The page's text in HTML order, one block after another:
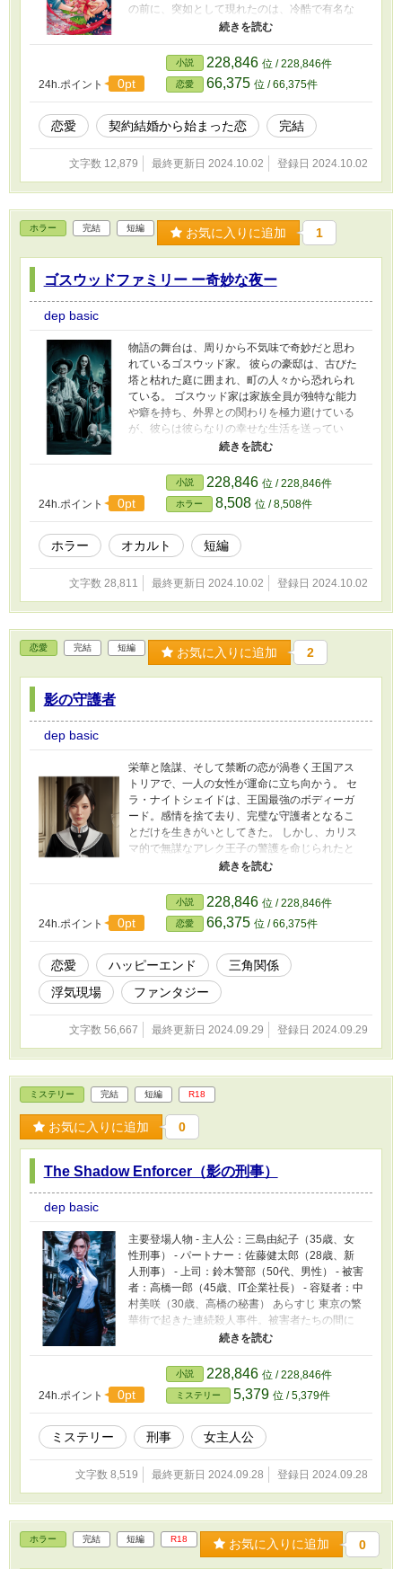
の前に、突如として現れたのは、冷酷で有名な
大企業「帝国グループ」の若き CEO、鷹見翔太
をする。それは、彼との「契約結婚」。条件は
「完全な服従」。美咲は家族を救うため、屈辱
的な契約にサインをする。こうして、二人の歪
んだ関係が幕を開ける。 表向きは理想の夫婦を
演じる二人。しかし、その裏には支配と隷属と
いう危うい関係が潜んでいた。冷淡な態度とは
裏腹に、時に垣間見せる優しさに戸惑う美咲。
一方の翔太も、美咲の純粋さと強さに、少しず
つ心を動かされていく。 社交界でのしとやかな
過激さを増していく。翔太の命令で様々な衣装
を着せられる美咲。嫌悪感と快感が入り混じる
日、美咲は翔太の悲惨な幼少期と、愛されなか
った過去を知る。彼の行動の理由を理解し始め
く。一方、美咲の元彼との偶然の再会に激しく
嫉妬する翔太。感情の高ぶりは、二人の関係を
さらに複雑なものへと変えていく。 契約に耐え
られなくなった美咲は家出を試みるが、借金取
りに追われる彼女を翔太が救出する。互いの気
持ちを告白するものの、歪んだ関係性から抜け
出せない二人。愛と支配の狭間で、新たな関係
を模索し始める。 そんな中、美咲の父親が突如
として姿を消す。問題解決のため、二人で父の
行方を追う過程で、互いへの理解を深めてい
く。全てを受け入れ合った二人は、ついに契約
書を破棄し、純粋な愛を誓い合う。しかし、そ
の愛はなお、普通の関係とは異なる独特の形を
持っていた。 「歪んだ契約の果てに」は、現代
社会の闇と人間の欲望、そして真実の愛を鋭く
描き出す。読者は、美咲と翔太の複雑な心理と
関係性の変化に引き込まれ、予測不可能な展開
えるのか？ 支配と服従、そして純粋な愛が交錯
する、衝撃の純愛ストーリーがいま、幕を開け
24h.ポイント 0pt
小説 228,846 位 / 228,846件
恋愛 66,375 位 / 66,375件
恋愛 契約結婚から始まった恋 完結
文字数 12,879 最終更新日 2024.10.02 登録日 2024.10.02
ホラー 完結 短編 お気に入りに追加 1
ゴスウッドファミリー ー奇妙な夜ー
dep basic
物語の舞台は、周りから不気味で奇妙だと思わ
れているゴスウッド家。 彼らの豪邸は、古びた
塔と枯れた庭に囲まれ、町の人々から恐れられ
ている。 ゴスウッド家は家族全員が独特な能力
や癖を持ち、外界との関わりを極力避けている
が、彼らは彼らなりの幸せな生活を送ってい
る。 ある晩、ゴスウッド家に謎の訪問者が現れ
たが、彼にはある秘密があった。 この訪問者の
登場により、ゴスウッド家の生活が少しずつ変
わり始める。 家族の中で何が起こるのか？奇妙
な家族と訪問者の間にどんな物語が展開される
のか？
24h.ポイント 0pt
小説 228,846 位 / 228,846件
ホラー 8,508 位 / 8,508件
ホラー オカルト 短編
文字数 28,811 最終更新日 2024.10.02 登録日 2024.10.02
恋愛 完結 短編 お気に入りに追加 2
影の守護者
dep basic
栄華と陰謀、そして禁断の恋が渦巻く王国アス
トリアで、一人の女性が運命に立ち向かう。 セ
ラ・ナイトシェイドは、王国最強のボディーガ
ード。感情を捨て去り、完璧な守護者となるこ
とだけを生きがいとしてきた。 しかし、カリス
マ的で無謀なアレク王子の警護を命じられたと
き、彼女の人生は思わぬ方向へと転がり始め
二分する戦い—。 迫り来る危機の中、セラは自
らの過去と向き合いながら、守るべきものの本
当の意味を問われる。 そして、アレク王子の美
しき婚約者リリアナの登場により、三人の運命
は複雑に絡み合っていく。 秘められた想い、裏
切り、そして許されざる愛—。 宮廷の華やかな
仮面の下で、欲望と策略が渦巻く。 傷ついた心
王国の未来を切り開いていく。 しかし、セラの
心の奥底に眠る秘密が、すべてを覆す鍵となる
かもしれない—。 壮大な王宮ファンタジーと繊
細な心理描写が織りなす、 驚きと感動の超大
作。 あなたの心に刻まれる、究極の禁断のラブ
ストーリー。
24h.ポイント 0pt
小説 228,846 位 / 228,846件
恋愛 66,375 位 / 66,375件
恋愛 ハッピーエンド
三角関係
浮気現場
ファンタジー
文字数 56,667 最終更新日 2024.09.29 登録日 2024.09.29
ミステリー 完結 短編 R18
お気に入りに追加 0
The Shadow Enforcer（影の刑事）
dep basic
主要登場人物 - 主人公：三島由紀子（35歳、女
性刑事） - パートナー：佐藤健太郎（28歳、新
人刑事） - 上司：鈴木警部（50代、男性） - 被害
者：高橋一郎（45歳、IT企業社長） - 容疑者：中
村美咲（30歳、高橋の秘書） あらすじ 東京の繁
華街で起きた連続殺人事件。被害者たちの間に
一見つながりはなく、捜査は難航する。ベテラ
ン刑事の三島由紀子と新人の佐藤健太郎が捜査
にあたるが、次々と浮かび上がる不可解な証拠
に翻弄される。そんな中、三島の親友が事件に
巻き込まれ命を落とす。真相に迫るにつれ、三
島の過去と事件の関連性が明らかになってい
く。最後に明かされる衝撃の真実とは―
24h.ポイント 0pt
小説 228,846 位 / 228,846件
ミステリー 5,379 位 / 5,379件
ミステリー 刑事 女主人公
文字数 8,519 最終更新日 2024.09.28 登録日 2024.09.28
ホラー 完結 短編 R18 お気に入りに追加 0